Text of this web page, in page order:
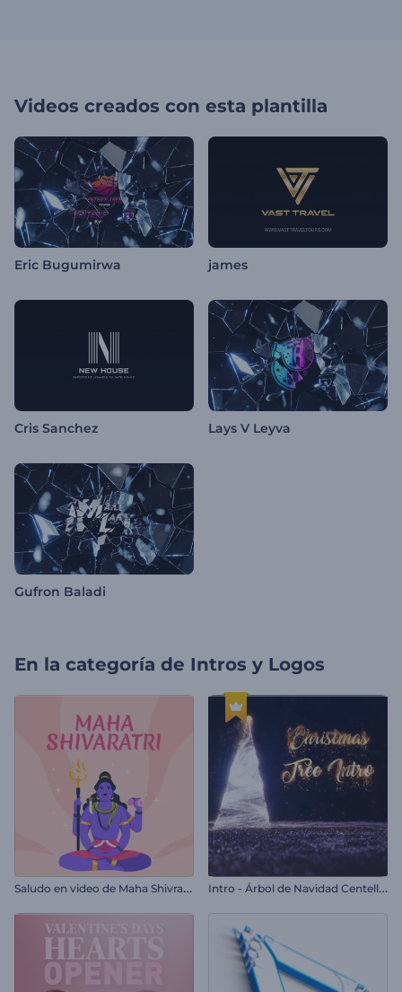
Videos creados con esta plantilla
Eric Bugumirwa james
Cris Sanchez Lays V Leyva
Gufron Baladi
En la categoría de Intros y Logos
S
aludo en video de Maha Shivratri I
ntro - Árbol de Navidad Centelleante